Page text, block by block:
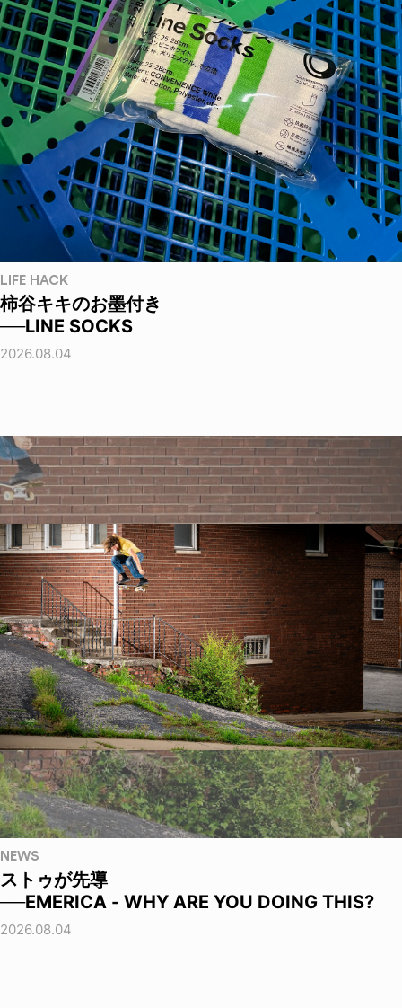
LIFE HACK
柿谷キキのお墨付き
──LINE SOCKS
2026.08.04
NEWS
ストゥが先導
──EMERICA - WHY ARE YOU DOING THIS?
2026.08.04